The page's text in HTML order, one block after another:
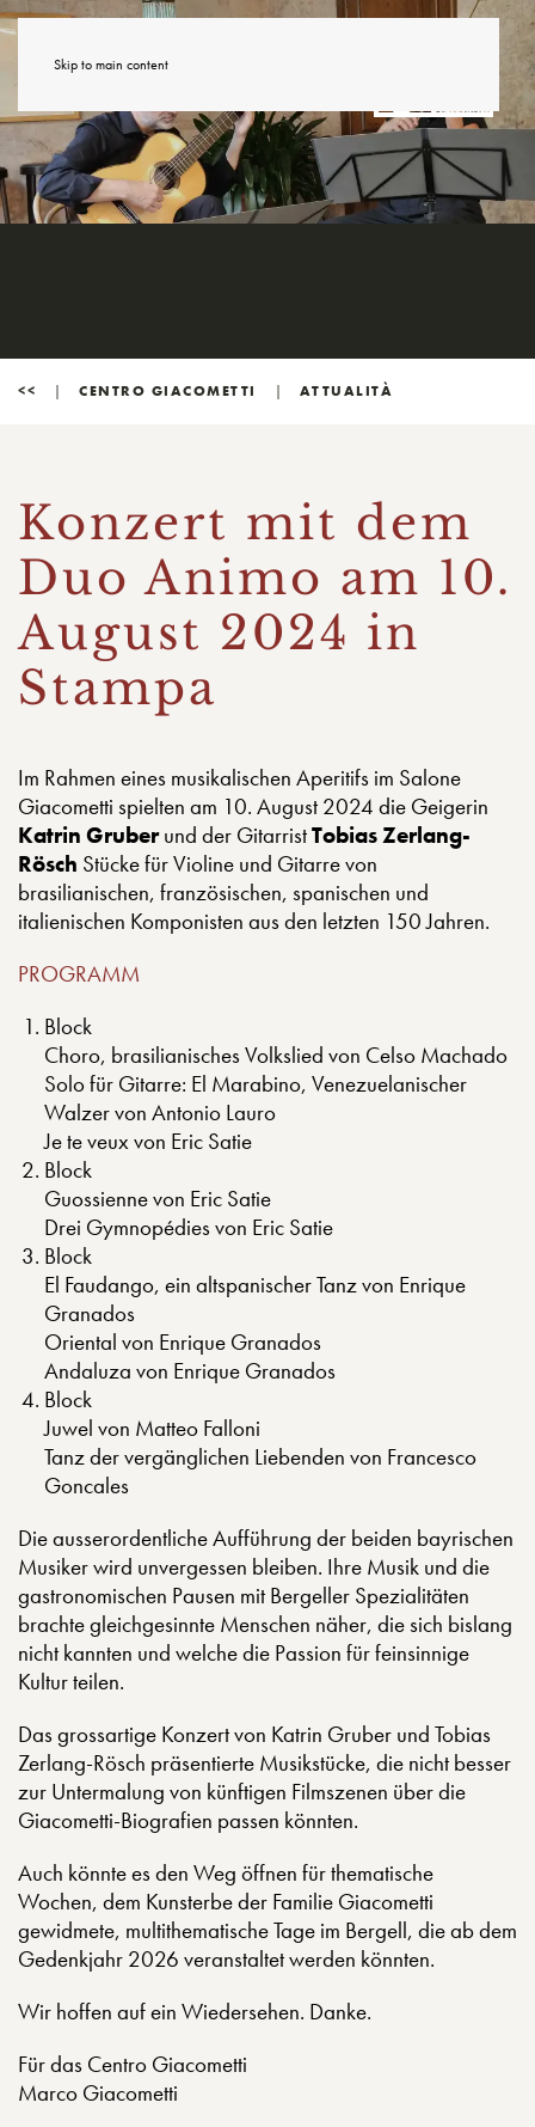
Skip to main content
<< CENTRO GIACOMETTI ATTUALITÀ
Konzert mit dem
Duo Animo am 10.
August 2024 in
Stampa
Im Rahmen eines musikalischen Aperitifs im Salone
Giacometti spielten am 10. August 2024 die Geigerin
Katrin Gruberund der GitarristTobias Zerlang-
Rösch Stücke für Violine und Gitarre von
brasilianischen, französischen, spanischen und
italienischen Komponisten aus den letzten 150 Jahren.
PROGRAMM
Block
Choro, brasilianisches Volkslied von Celso Machado
Solo für Gitarre: El Marabino, Venezuelanischer
Walzer von Antonio Lauro
Je te veux von Eric Satie
Block
Guossienne von Eric Satie
Drei Gymnopédies von Eric Satie
Block
El Faudango, ein altspanischer Tanz von Enrique
Granados
Oriental von Enrique Granados
Andaluza von Enrique Granados
Block
Juwel von Matteo Falloni
Tanz der vergänglichen Liebenden von Francesco
Goncales
Die ausserordentliche Aufführung der beiden bayrischen
Musiker wird unvergessen bleiben. Ihre Musik und die
gastronomischen Pausen mit Bergeller Spezialitäten
brachte gleichgesinnte Menschen näher, die sich bislang
nicht kannten und welche die Passion für feinsinnige
Kultur teilen.
Das grossartige Konzert von Katrin Gruber und Tobias
Zerlang-Rösch präsentierte Musikstücke, die nicht besser
zur Untermalung von künftigen Filmszenen über die
Giacometti-Biografien passen könnten.
Auch könnte es den Weg öffnen für thematische
Wochen, dem Kunsterbe der Familie Giacometti
gewidmete, multithematische Tage im Bergell, die ab dem
Gedenkjahr 2026 veranstaltet werden könnten.
Wir hoffen auf ein Wiedersehen. Danke.
Für das Centro Giacometti
Marco Giacometti